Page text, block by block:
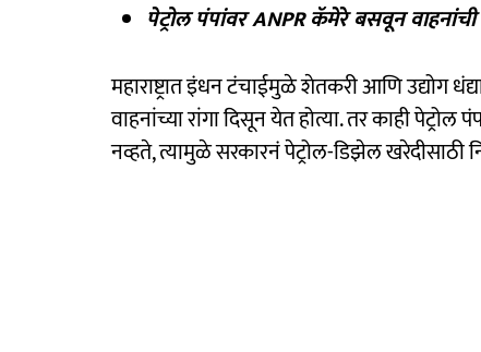
पेट्रोल पंपांवर ANPR कॅमेरे बसवून
महाराष्ट्रात इंधन टंचाईमुळे शेतकरी आणि उद्योग
वाहनांच्या रांगा दिसून येत होत्या. तर काही
नव्हते, त्यामुळे सरकारनं पेट्रोल-डिझेल